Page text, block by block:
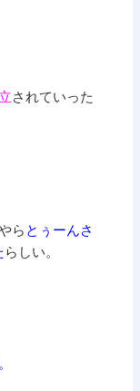
されていった
ら とぅーんさ
らしい。